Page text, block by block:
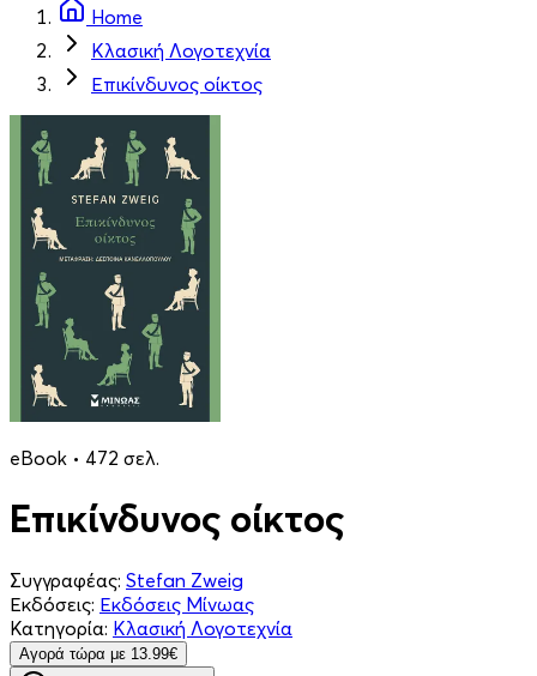
Home
Κλασική Λογοτεχνία
Επικίνδυνος οίκτος
eBook • 472 σελ.
Επικίνδυνος οίκτος
Συγγραφέας: Stefan Zweig
Εκδόσεις: Εκδόσεις Μίνωας
Κατηγορία: Κλασική Λογοτεχνία
Aγορά τώρα με 13.99€